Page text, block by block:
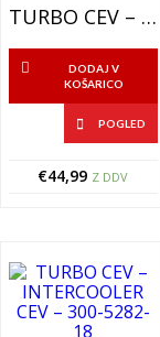
TURBO CEV – INTERCOOLER CEV – 300-6355-18
DODAJ V
KOŠARICO
POGLED
€44,99 Z DDV